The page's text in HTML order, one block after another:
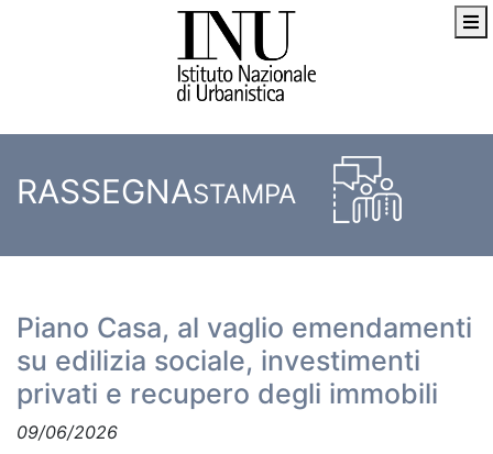
RASSEGNASTAMPA
Piano Casa, al vaglio emendamenti
su edilizia sociale, investimenti
privati e recupero degli immobili
09/06/2026